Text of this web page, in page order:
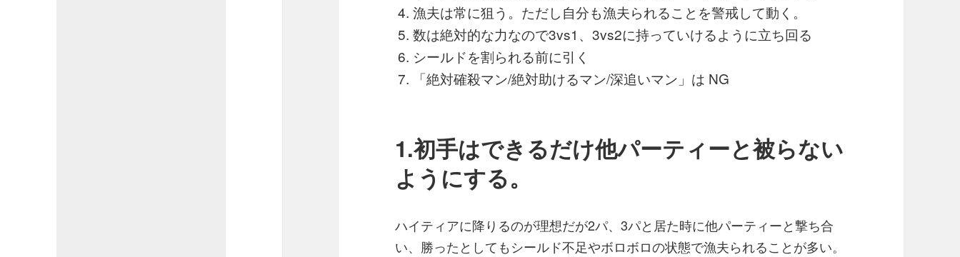
漁夫は常に狙う。ただし自分も漁夫られることを警戒して動く。
数は絶対的な力なので3vs1、3vs2に持っていけるように立ち回る
シールドを割られる前に引く
「絶対確殺マン/絶対助けるマン/深追いマン」は NG
1.初手はできるだけ他パーティーと被らない
ようにする。
ハイティアに降りるのが理想だが2パ、3パと居た時に他パーティーと撃ち合
い、勝ったとしてもシールド不足やボロボロの状態で漁夫られることが多い。